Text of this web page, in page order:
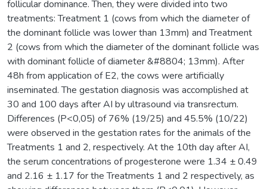
follicular dominance. Then, they were divided into two
treatments: Treatment 1 (cows from which the diameter of
the dominant follicle was lower than 13mm) and Treatment
2 (cows from which the diameter of the dominant follicle was
with dominant follicle of diameter &#8804; 13mm). After
48h from application of E2, the cows were artificially
inseminated. The gestation diagnosis was accomplished at
30 and 100 days after AI by ultrasound via transrectum.
Differences (P<0,05) of 76% (19/25) and 45.5% (10/22)
were observed in the gestation rates for the animals of the
Treatments 1 and 2, respectively. At the 10th day after AI,
the serum concentrations of progesterone were 1.34 ± 0.49
and 2.16 ± 1.17 for the Treatments 1 and 2 respectively, as